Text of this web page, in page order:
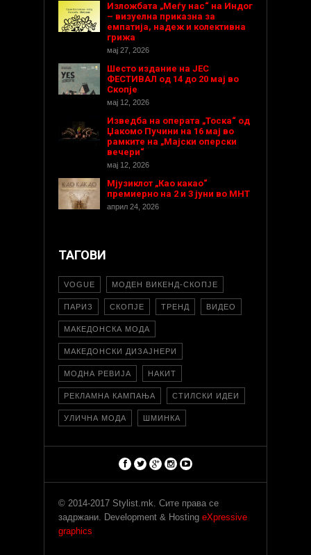
Изложбата „Меѓу нас“ на Индог
– визуелна приказна за
емпатија, надеж и колективна
грижа
мај 27, 2026
Шесто издание на ЈЕС
ФЕСТИВАЛ од 14 до 20 мај во
Скопје
мај 12, 2026
Изведба на операта „Тоска“ од
Џакомо Пучини на 16 мај во
рамките на „Мајски оперски
вечери“
мај 12, 2026
Мјузиклот „Као какао“
премиерно на 2 и 3 јуни во МНТ
април 24, 2026
ТАГОВИ
VOGUE МОДЕН ВИКЕНД-СКОПЈЕ
ПАРИЗ СКОПЈЕ ТРЕНД ВИДЕО
МАКЕДОНСКА МОДА
МАКЕДОНСКИ ДИЗАЈНЕРИ
МОДНА РЕВИЈА НАКИТ
РЕКЛАМНА КАМПАЊА СТИЛСКИ ИДЕИ
УЛИЧНА МОДА ШМИНКА
© 2014-2017 Stylist.mk. Сите права се
задржани. Development & Hosting eXpressive
graphics